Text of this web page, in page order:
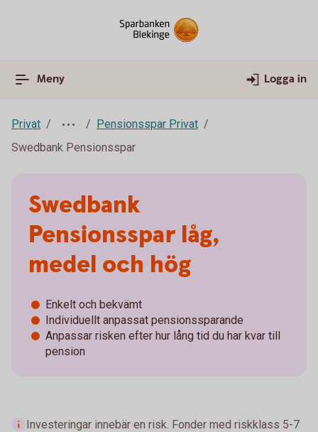
Meny Logga in
Privat
Pensionsspar Privat
Swedbank Pensionsspar
Swedbank
Pensionsspar låg,
medel och hög
Enkelt och bekvämt
Individuellt anpassat pensionssparande
Anpassar risken efter hur lång tid du har kvar till
pension
Investeringar innebär en risk. Fonder med riskklass 5-7